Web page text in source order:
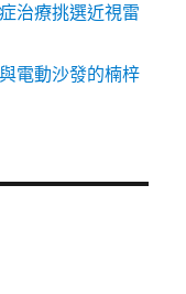
治療挑選近視雷
電動沙發的楠梓